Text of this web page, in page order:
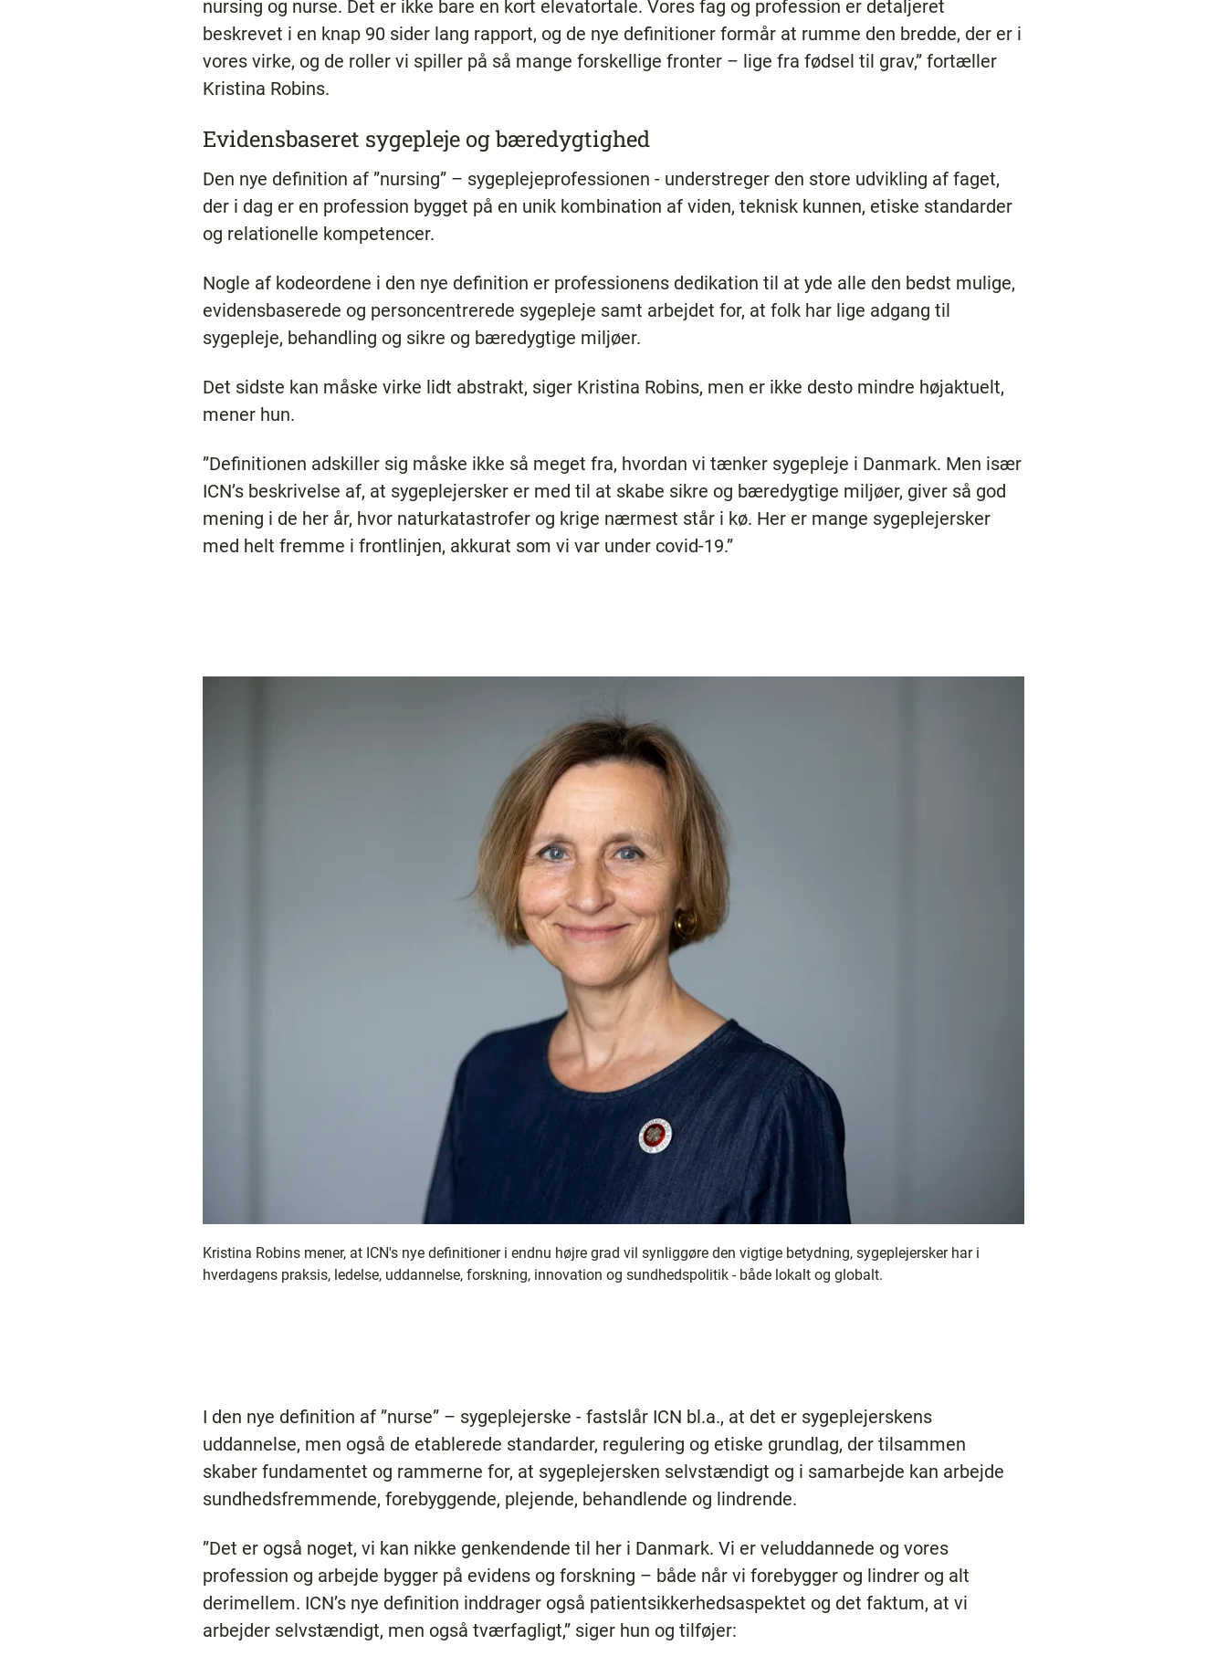
nursing og nurse. Det er ikke bare en kort elevatortale. Vores fag og profession er detaljeret
beskrevet i en knap 90 sider lang rapport, og de nye definitioner formår at rumme den bredde, der er i
vores virke, og de roller vi spiller på så mange forskellige fronter – lige fra fødsel til grav,” fortæller
Kristina Robins.
Evidensbaseret sygepleje og bæredygtighed
Den nye definition af ”nursing” – sygeplejeprofessionen - understreger den store udvikling af faget,
der i dag er en profession bygget på en unik kombination af viden, teknisk kunnen, etiske standarder
og relationelle kompetencer.
Nogle af kodeordene i den nye definition er professionens dedikation til at yde alle den bedst mulige,
evidensbaserede og personcentrerede sygepleje samt arbejdet for, at folk har lige adgang til
sygepleje, behandling og sikre og bæredygtige miljøer.
Det sidste kan måske virke lidt abstrakt, siger Kristina Robins, men er ikke desto mindre højaktuelt,
mener hun.
”Definitionen adskiller sig måske ikke så meget fra, hvordan vi tænker sygepleje i Danmark. Men især
ICN’s beskrivelse af, at sygeplejersker er med til at skabe sikre og bæredygtige miljøer, giver så god
mening i de her år, hvor naturkatastrofer og krige nærmest står i kø. Her er mange sygeplejersker
med helt fremme i frontlinjen, akkurat som vi var under covid-19.”
Kristina Robins mener, at ICN's nye definitioner i endnu højre grad vil synliggøre den vigtige betydning, sygeplejersker har i
hverdagens praksis, ledelse, uddannelse, forskning, innovation og sundhedspolitik - både lokalt og globalt.
I den nye definition af ”nurse” – sygeplejerske - fastslår ICN bl.a., at det er sygeplejerskens
uddannelse, men også de etablerede standarder, regulering og etiske grundlag, der tilsammen
skaber fundamentet og rammerne for, at sygeplejersken selvstændigt og i samarbejde kan arbejde
sundhedsfremmende, forebyggende, plejende, behandlende og lindrende.
”Det er også noget, vi kan nikke genkendende til her i Danmark. Vi er veluddannede og vores
profession og arbejde bygger på evidens og forskning – både når vi forebygger og lindrer og alt
derimellem. ICN’s nye definition inddrager også patientsikkerhedsaspektet og det faktum, at vi
arbejder selvstændigt, men også tværfagligt,” siger hun og tilføjer: